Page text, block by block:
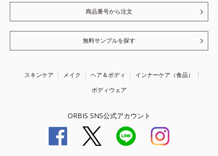
商品番号から注文
無料サンプルを探す
スキンケア メイク ヘア＆ボディ
インナーケア（食品）
ボディウェア
ORBIS SNS公式アカウント